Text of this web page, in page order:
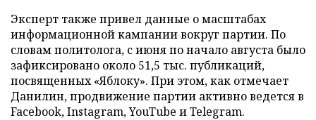
Эксперт также привел данные о масштабах
информационной кампании вокруг партии. По
словам политолога, с июня по начало августа было
зафиксировано около 51,5 тыс. публикаций,
посвященных «Яблоку». При этом, как отмечает
Данилин, продвижение партии активно ведется в
Facebook, Instagram, YouTube и Telegram.